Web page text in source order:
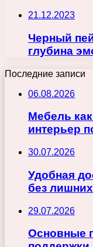
21.12.2023
Черный
глубина
Последние записи
06.08.2026
Мебель
интерьер
30.07.2026
Удобная
без
29.07.2026
Основные